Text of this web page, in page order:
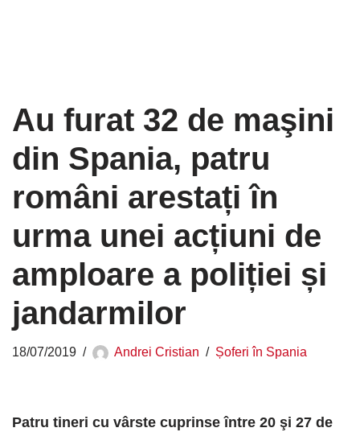
Au furat 32 de maşini
din Spania, patru
români arestați în
urma unei acțiuni de
amploare a poliției și
jandarmilor
18/07/2019 Andrei Cristian Șoferi în Spania
Patru tineri cu vârste cuprinse între 20 şi 27 de